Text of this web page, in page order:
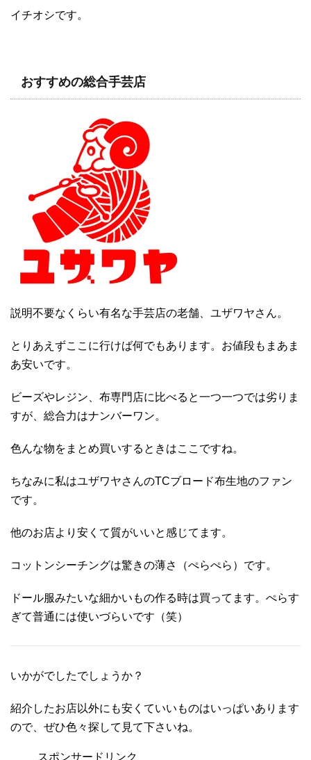
イチオシです。
おすすめの総合手芸店
説明不要なくらい有名な手芸店の老舗、ユザワヤさん。
とりあえずここに行けば何でもあります。お値段もまあま
あ安いです。
ビーズやレジン、布専門店に比べると一つ一つでは劣りま
すが、総合力はナンバーワン。
色んな物をまとめ買いするときはここですね。
ちなみに私はユザワヤさんのTCブロード布生地のファン
です。
他のお店より安くて質がいいと感じてます。
コットンシーチングは驚きの薄さ（ぺらぺら）です。
ドール服みたいな細かいもの作る時は買ってます。ぺらす
ぎて普通には使いづらいです（笑）
いかがでしたでしょうか？
紹介したお店以外にも安くていいものはいっぱいあります
ので、ぜひ色々探して見て下さいね。
スポンサードリンク